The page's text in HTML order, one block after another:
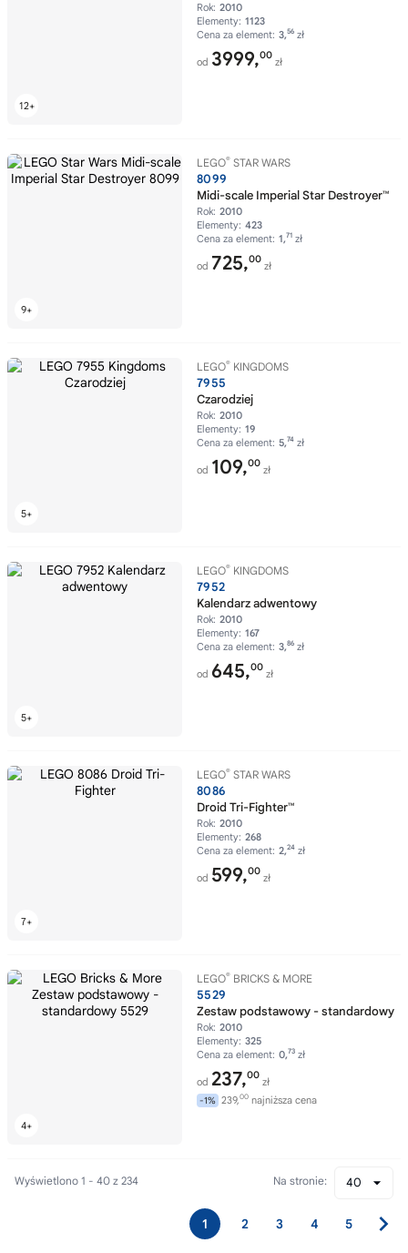
Rok: 2010
Elementy: 1123
Cena za element: 3,56 zł
od 3999,00
zł
LEGO® STAR WARS
8099
Midi-scale Imperial Star Destroyer™
Rok: 2010
Elementy: 423
Cena za element: 1,71 zł
od 725,00
zł
LEGO® KINGDOMS
7955
Czarodziej
Rok: 2010
Elementy: 19
Cena za element: 5,74 zł
od 109,00
zł
LEGO® KINGDOMS
7952
Kalendarz adwentowy
Rok: 2010
Elementy: 167
Cena za element: 3,86 zł
od 645,00
zł
LEGO® STAR WARS
8086
Droid Tri-Fighter™
Rok: 2010
Elementy: 268
Cena za element: 2,24 zł
od 599,00
zł
LEGO® BRICKS & MORE
5529
Zestaw podstawowy - standardowy
Rok: 2010
Elementy: 325
Cena za element: 0,73 zł
od 237,00
zł
-1% 239,00 najniższa cena
Wyświetlono 1 - 40 z 234 40
Na stronie:
1 2 3 4 5